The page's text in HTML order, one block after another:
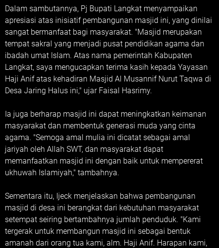
Dalam sambutannya, Pj Bupati Langkat menyampaikan
apresiasi atas inisiatif pembangunan masjid ini, yang dinilai
sangat bermanfaat bagi masyarakat. "Masjid merupakan
tempat sakral yang menjadi pusat pendidikan agama dan
ibadah umat Islam. Atas nama pemerintah Kabupaten
Langkat, saya mengucapkan terima kasih kepada Yayasan
Haji Anif atas kehadiran Masjid Al Musannif Nurut Taqwa di
Desa Jaring Halus ini," ujar Faisal Hasrimy.
Ia juga berharap masjid ini dapat meningkatkan keimanan
masyarakat dan membentuk generasi muda yang cinta
agama. "Semoga amal mulia ini dicatat sebagai amal
jariyah oleh Allah SWT, dan masyarakat dapat
memanfaatkan masjid ini dengan baik untuk mempererat
ukhuwah Islamiyah," tambahnya.
Sementara itu, Ijeck menjelaskan bahwa pembangunan
masjid di desa ini berangkat dari kebutuhan masyarakat
setempat seiring bertambahnya jumlah penduduk. "Kami
tergerak untuk membangun masjid ini sebagai bentuk
amanah dari orang tua kami, alm. Haji Anif. Harapan kami,